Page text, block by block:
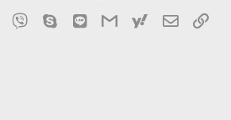
Telegram
Viber Skype LineGmailyahoomail